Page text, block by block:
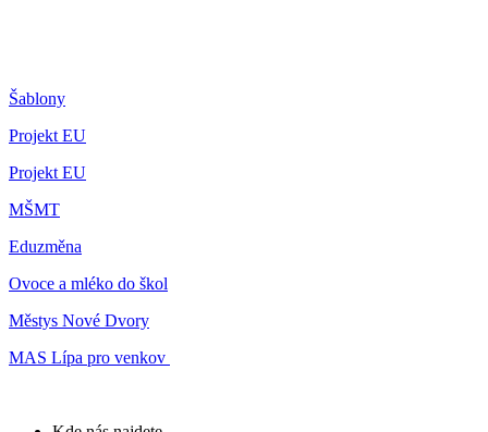
Šablony
Projekt EU
Projekt EU
MŠMT
Eduzměna
Ovoce a mléko do škol
Městys Nové Dvory
MAS Lípa pro venkov